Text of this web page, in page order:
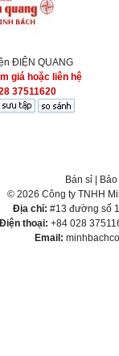
ĐIỆN QUANG
giá hoặc liên hệ
37511620
Bán sỉ
© 2026 Công ty TNHH
Địa chỉ: #13 đường số
Điện thoại: +84 028
Email: